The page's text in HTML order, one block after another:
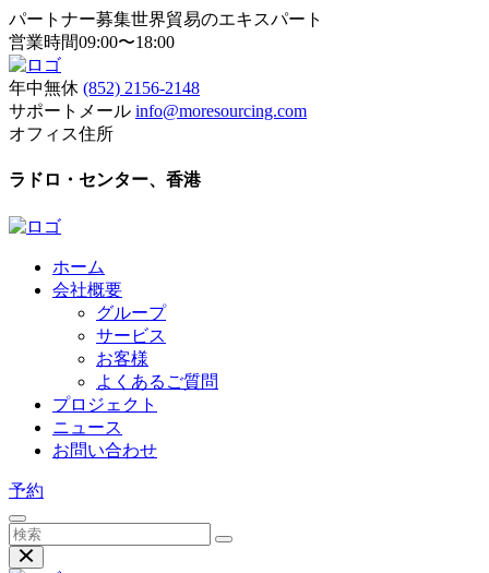
パートナー募集世界貿易のエキスパート
営業時間09:00〜18:00
年中無休 (852) 2156-2148
サポートメール info@moresourcing.com
オフィス住所
ラドロ・センター、香港
ホーム
会社概要
グループ
サービス
お客様
よくあるご質問
プロジェクト
ニュース
お問い合わせ
予約